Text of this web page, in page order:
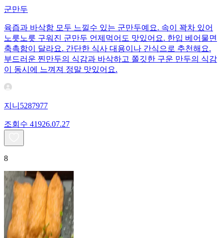
군만두
육즙과 바삭함 모두 느낄수 있는 군만두예요. 속이 꽉차 있어
노릇노릇 구워진 군만두 언제먹어도 맛있어요. 한입 베어물면
축촉함이 달라요. 간단한 식사 대용이나 간식으로 추천해요.
부드러운 찐만두의 식감과 바삭하고 쫄깃한 구운 만두의 식감
이 동시에 느껴져 정말 맛있어요.
지니5287977
조회수 41926.07.27
8